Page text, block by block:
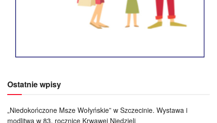
Ostatnie wpisy
„Niedokończone Msze Wołyńskie” w Szczecinie. Wystawa i
modlitwa w 83. rocznicę Krwawej Niedzieli